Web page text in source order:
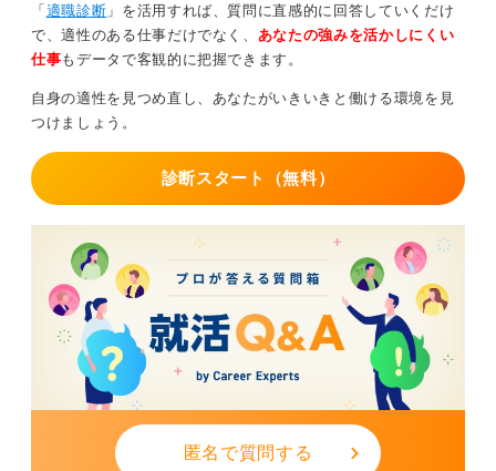
す。
さらに、興味のある企業のOB・OG訪問をおこない、実
るのも、企業理解が深まる良い方法の一つだと私は思い
ます。
大学のキャリアセンターでも就活の相談に乗ってくれた
自身に合った方法で、納得のいく就職活動を進めていく
ことが何よりも大切ですよ。
0
「 適職診断 」を活用すれば、質問に直感的に回答していくだけ
で、適性のある仕事だけでなく、 あなたの強みを活かしにくい
仕事もデータで客観的に把握できます。
自身の適性を見つめ直し、あなたがいきいきと働ける環境を見
つけましょう。
診断スタート（無料）
匿名で質問する